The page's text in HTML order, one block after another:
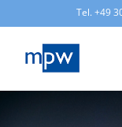
springen
Tel. +49